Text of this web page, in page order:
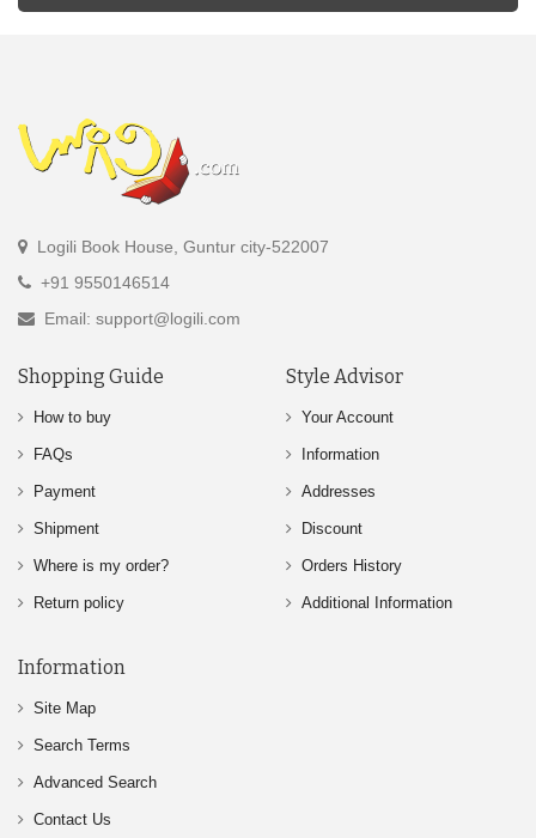
Logili Book House, Guntur city-522007
+91 9550146514
Email: support@logili.com
Shopping Guide
How to buy
FAQs
Payment
Shipment
Where is my order?
Return policy
Style Advisor
Your Account
Information
Addresses
Discount
Orders History
Additional Information
Information
Site Map
Search Terms
Advanced Search
Contact Us